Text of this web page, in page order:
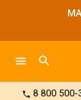
8 800 500-